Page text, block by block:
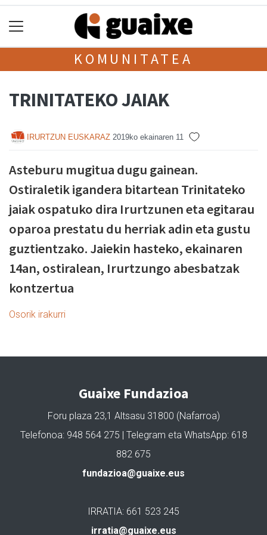
KOMUNITATEA
TRINITATEKO JAIAK
IRURTZUN EUSKARAZ 2019ko ekainaren 11
Asteburu mugitua dugu gainean.
Ostiraletik igandera bitartean Trinitateko
jaiak ospatuko dira Irurtzunen eta egitarau
oparoa prestatu du herriak adin eta gustu
guztientzako. Jaiekin hasteko, ekainaren
14an, ostiralean, Irurtzungo abesbatzak
kontzertua
Osorik irakurri
Guaixe Fundazioa
Foru plaza 23,1 Altsasu 31800 (Nafarroa)
Telefonoa: 948 564 275 | Telegram eta WhatsApp: 618
882 675
fundazioa@guaixe.eus
IRRATIA: 661 523 245
irratia@guaixe.eus